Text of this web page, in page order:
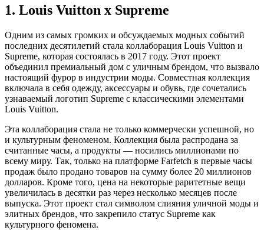
1. Louis Vuitton x Supreme
Одним из самых громких и обсуждаемых модных событий
последних десятилетий стала коллаборация Louis Vuitton и
Supreme, которая состоялась в 2017 году. Этот проект
объединил премиальный дом с уличным брендом, что вызвало
настоящий фурор в индустрии моды. Совместная коллекция
включала в себя одежду, аксессуары и обувь, где сочетались
узнаваемый логотип Supreme с классическими элементами
Louis Vuitton.
Эта коллаборация стала не только коммерчески успешной, но
и культурным феноменом. Коллекция была распродана за
считанные часы, а продукты — носились миллионами по
всему миру. Так, только на платформе Farfetch в первые часы
продаж было продано товаров на сумму более 20 миллионов
долларов. Кроме того, цена на некоторые раритетные вещи
увеличилась в десятки раз через несколько месяцев после
выпуска. Этот проект стал символом слияния уличной моды и
элитных брендов, что закрепило статус Supreme как
культурного феномена.